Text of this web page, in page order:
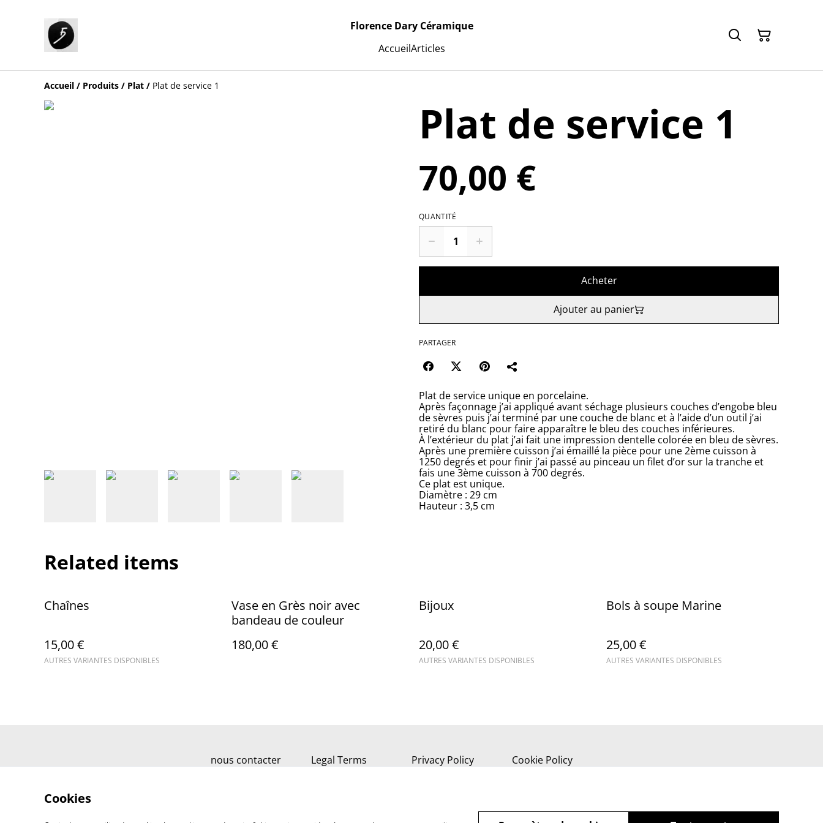
Florence Dary Céramique
AccueilArticles
Accueil / Produits / Plat / Plat de service 1
Plat de service 1
70,00 €
QUANTITÉ
Acheter
Ajouter au panier
PARTAGER
Plat de service unique en porcelaine.
Après façonnage j’ai appliqué avant séchage plusieurs couches d’engobe bleu
de sèvres puis j’ai terminé par une couche de blanc et à l’aide d’un outil j’ai
retiré du blanc pour faire apparaître le bleu des couches inférieures.
À l’extérieur du plat j’ai fait une impression dentelle colorée en bleu de sèvres.
Après une première cuisson j’ai émaillé la pièce pour une 2ème cuisson à
1250 degrés et pour finir j’ai passé au pinceau un filet d’or sur la tranche et
fais une 3ème cuisson à 700 degrés.
Ce plat est unique.
Diamètre : 29 cm
Hauteur : 3,5 cm
Related items
Chaînes
15,00 €
AUTRES VARIANTES DISPONIBLES
Vase en Grès noir avec
bandeau de couleur
180,00 €
Bijoux
20,00 €
AUTRES VARIANTES DISPONIBLES
Bols à soupe Marine
25,00 €
AUTRES VARIANTES DISPONIBLES
nous contacter Legal Terms Privacy Policy Cookie Policy
Cookies